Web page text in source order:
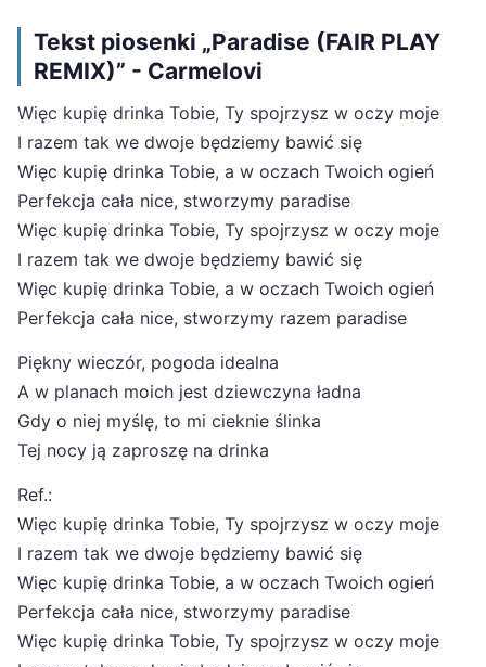
Tekst piosenki „Paradise (FAIR PLAY
REMIX)” - Carmelovi
Więc kupię drinka Tobie, Ty spojrzysz w oczy moje
I razem tak we dwoje będziemy bawić się
Więc kupię drinka Tobie, a w oczach Twoich ogień
Perfekcja cała nice, stworzymy paradise
Więc kupię drinka Tobie, Ty spojrzysz w oczy moje
I razem tak we dwoje będziemy bawić się
Więc kupię drinka Tobie, a w oczach Twoich ogień
Perfekcja cała nice, stworzymy razem paradise
Piękny wieczór, pogoda idealna
A w planach moich jest dziewczyna ładna
Gdy o niej myślę, to mi cieknie ślinka
Tej nocy ją zaproszę na drinka
Ref.:
Więc kupię drinka Tobie, Ty spojrzysz w oczy moje
I razem tak we dwoje będziemy bawić się
Więc kupię drinka Tobie, a w oczach Twoich ogień
Perfekcja cała nice, stworzymy paradise
Więc kupię drinka Tobie, Ty spojrzysz w oczy moje